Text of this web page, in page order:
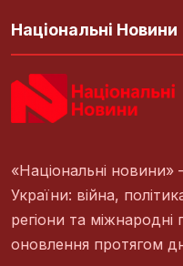
Національні Новини
«Національні
України: війна,
регіони та міжнародні
оновлення протягом